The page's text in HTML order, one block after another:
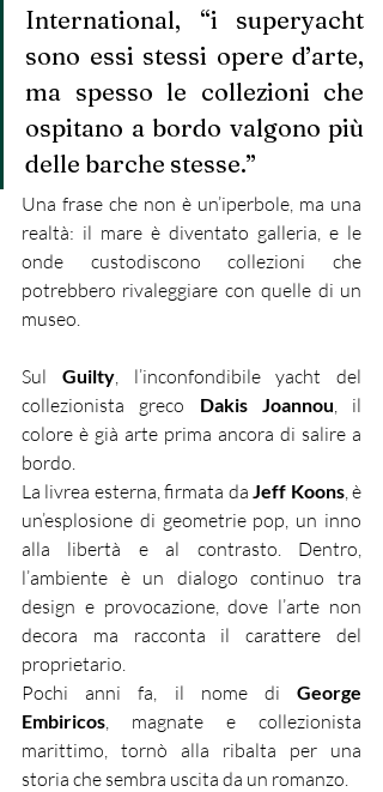
International, “i superyacht
sono essi stessi opere d’arte,
ma spesso le collezioni che
ospitano a bordo valgono più
delle barche stesse.”
Una frase che non è un’iperbole, ma una
realtà: il mare è diventato galleria, e le
onde custodiscono collezioni che
potrebbero rivaleggiare con quelle di un
museo.
Sul Guilty, l’inconfondibile yacht del
collezionista greco
Dakis Joannou , il
colore è già arte prima ancora di salire a
bordo.
La livrea esterna, firmata da Jeff Koons, è
un’esplosione di geometrie pop, un inno
alla libertà e al contrasto. Dentro,
l’ambiente è un dialogo continuo tra
design e provocazione, dove l’arte non
decora ma racconta il carattere del
proprietario.
Pochi anni fa, il nome di George
Embiricos , magnate e collezionista
marittimo, tornò alla ribalta per una
storia che sembra uscita da un romanzo.